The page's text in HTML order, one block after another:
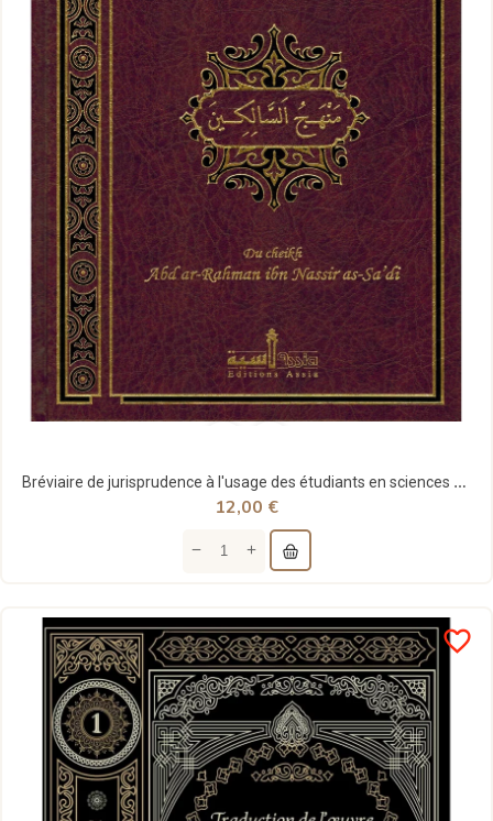
Bréviaire de jurisprudence à l'usage des étudiants en sciences religieuses (Manhadj As-Sâlikîn)...
12,00 €
favorite_border